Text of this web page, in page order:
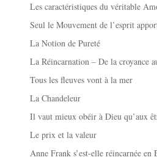
Les caractéristiques du véritable
Seul le Mouvement de l’esprit
La Notion de Pureté
La Réincarnation – De la croyance
Tous les fleuves vont à la mer
La Chandeleur
Il vaut mieux obéir à Dieu qu’aux
Le prix et la valeur
Anne Frank s’est-elle réincarnée en